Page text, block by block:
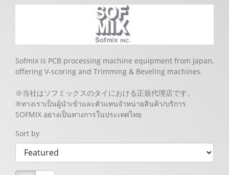
Sofmix is PCB processing machine equipment from Japan,
offering V-scoring and Trimming & Beveling machines.
※当社はソフミックスのタイにおける正規代理店です。
※ทางเราเป็นผู้นำเข้าและตัวแทนจำหน่ายสินค้า/บริการ
SOFMIX อย่างเป็นทางการในประเทศไทย
Sort by